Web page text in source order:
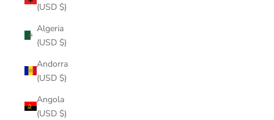
(USD $)
Algeria
(USD $)
Andorra
(USD $)
Angola
(USD $)